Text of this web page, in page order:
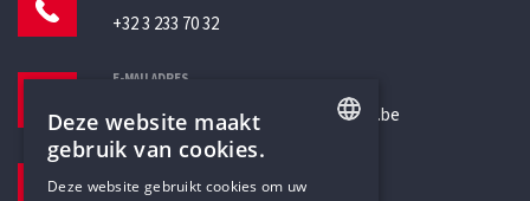
+32 3 233 70 32
E-MAILADRES
secretariaat@humanistischverbond.be
Deze website maakt
gebruik van cookies.
Deze website gebruikt cookies om uw